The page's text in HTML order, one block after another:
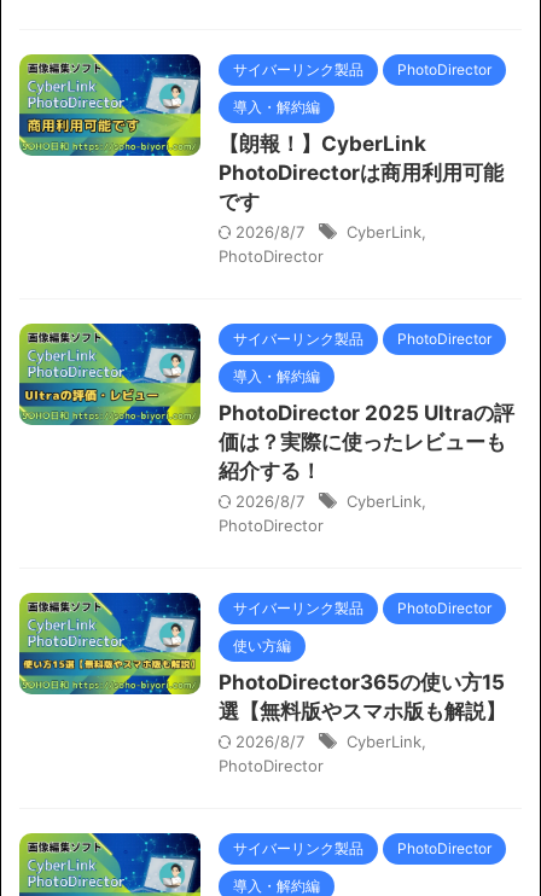
サイバーリンク製品 PhotoDirector
導入・解約編
【朗報！】CyberLink
PhotoDirectorは商用利用可能
です
2026/8/7 CyberLink
PhotoDirector
サイバーリンク製品 PhotoDirector
導入・解約編
PhotoDirector 2025 Ultraの評
価は？実際に使ったレビューも
紹介する！
2026/8/7 CyberLink
PhotoDirector
サイバーリンク製品 PhotoDirector
使い方編
PhotoDirector365の使い方15
選【無料版やスマホ版も解説】
2026/8/7 CyberLink
PhotoDirector
サイバーリンク製品 PhotoDirector
導入・解約編